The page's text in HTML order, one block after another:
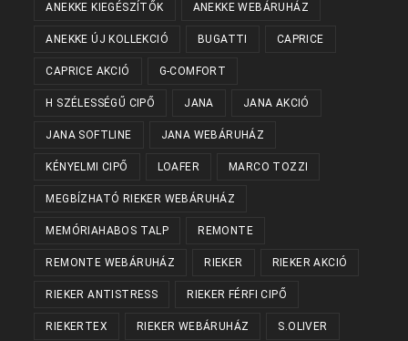
ANEKKE KIEGÉSZÍTŐK ANEKKE WEBÁRUHÁZ
ANEKKE ÚJ KOLLEKCIÓ BUGATTI CAPRICE
CAPRICE AKCIÓ G-COMFORT
H SZÉLESSÉGŰ CIPŐ JANA JANA AKCIÓ
JANA SOFTLINE JANA WEBÁRUHÁZ
KÉNYELMI CIPŐ LOAFER MARCO TOZZI
MEGBÍZHATÓ RIEKER WEBÁRUHÁZ
MEMÓRIAHABOS TALP REMONTE
REMONTE WEBÁRUHÁZ RIEKER RIEKER AKCIÓ
RIEKER ANTISTRESS RIEKER FÉRFI CIPŐ
RIEKERTEX RIEKER WEBÁRUHÁZ S.OLIVER